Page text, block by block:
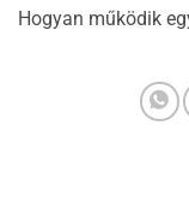
Hogyan működik